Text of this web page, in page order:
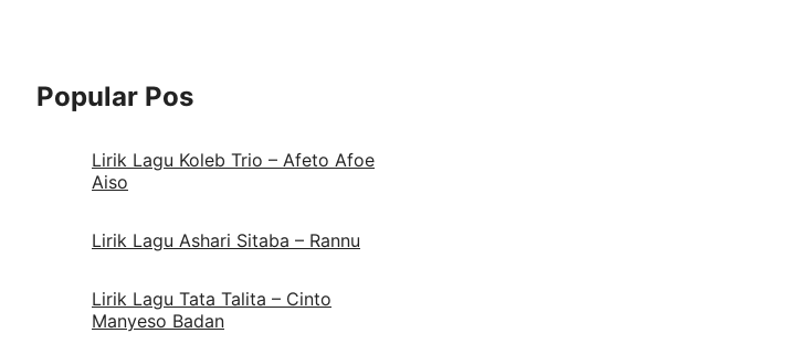
Popular Pos
Lirik Lagu Koleb Trio – Afeto Afoe
Aiso
Lirik Lagu Ashari Sitaba – Rannu
Lirik Lagu Tata Talita – Cinto
Manyeso Badan